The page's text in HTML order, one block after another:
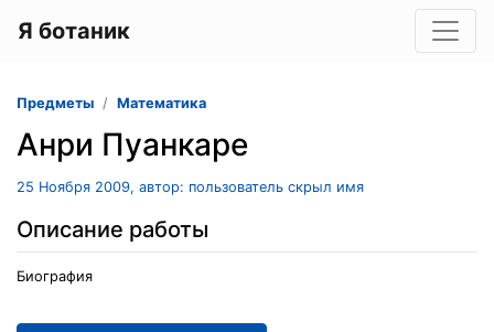
Я ботаник
Предметы Математика
Анри Пуанкаре
25 Ноября 2009, автор: пользователь скрыл имя
Описание работы
Биография